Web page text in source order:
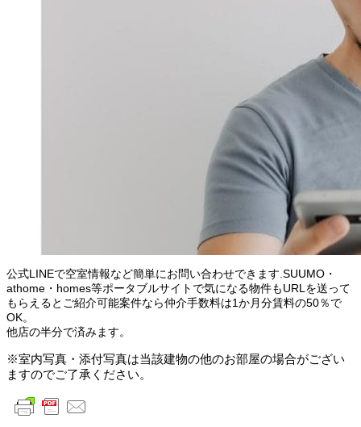
公式LINEで空室情報など簡単にお問い合わせできます.SUUMO・
athome・homes等ポータブルサイトで気になる物件もURLを送って
もらえるとご紹介可能案件なら仲介手数料は1か月分賃料の50％で
OK。
他店の半分で済みます。
※室内写真・添付写真は当該建物の他のお部屋の場合がござい
ますのでご了承ください。